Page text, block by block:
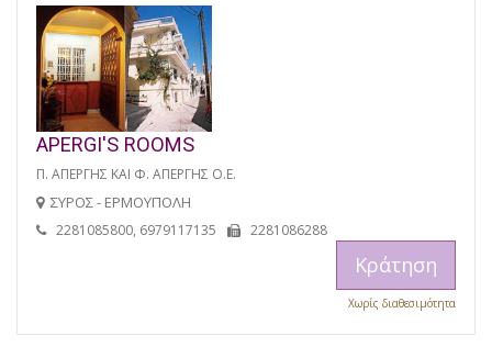
APERGI'S ROOMS
Π. ΑΠΕΡΓΗΣ ΚΑΙ Φ. ΑΠΕΡΓΗΣ Ο.Ε.
ΣΥΡΟΣ - ΕΡΜΟΥΠΟΛΗ
2281085800, 6979117135 2281086288
Κράτηση
Χωρίς διαθεσιμότητα